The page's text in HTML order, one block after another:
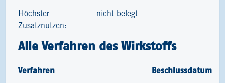
Höchster
Zusatznutzen:
nicht belegt
Alle Verfahren des Wirkstoffs
Verfahren Beschlussdatum